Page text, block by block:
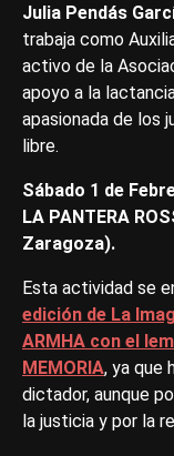
Julia Pendás
trabaja como
activo de la
apoyo a la
apasionada de los
libre.
Sábado 1 de
LA PANTERA
Zaragoza).
Esta actividad se
edición de La
ARMHA con el
MEMORIA, ya que
dictador, aunque
la justicia y por la